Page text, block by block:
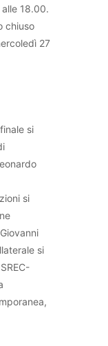
18.00.
chiuso
27
si
si
si